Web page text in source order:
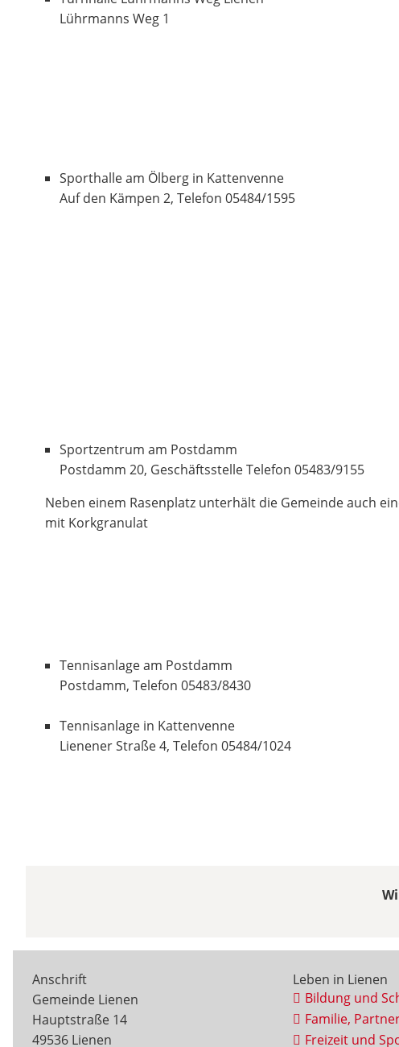
Lührmanns Weg 1
Sporthalle am Ölberg in Kattenvenne
Auf den Kämpen 2, Telefon 05484/1595
Sportzentrum am Postdamm
Postdamm 20, Geschäftsstelle Telefon 05483/9155
Neben einem Rasenplatz unterhält die Gemeinde auch
mit Korkgranulat
Tennisanlage am Postdamm
Postdamm, Telefon 05483/8430
Tennisanlage in Kattenvenne
Lienener Straße 4, Telefon 05484/1024
Anschrift
Gemeinde Lienen
Hauptstraße 14
49536 Lienen
Leben in Lienen
Bildung und
Familie,
Freizeit und